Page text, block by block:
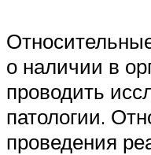
о наличии в
проводить
патологии.
проведения